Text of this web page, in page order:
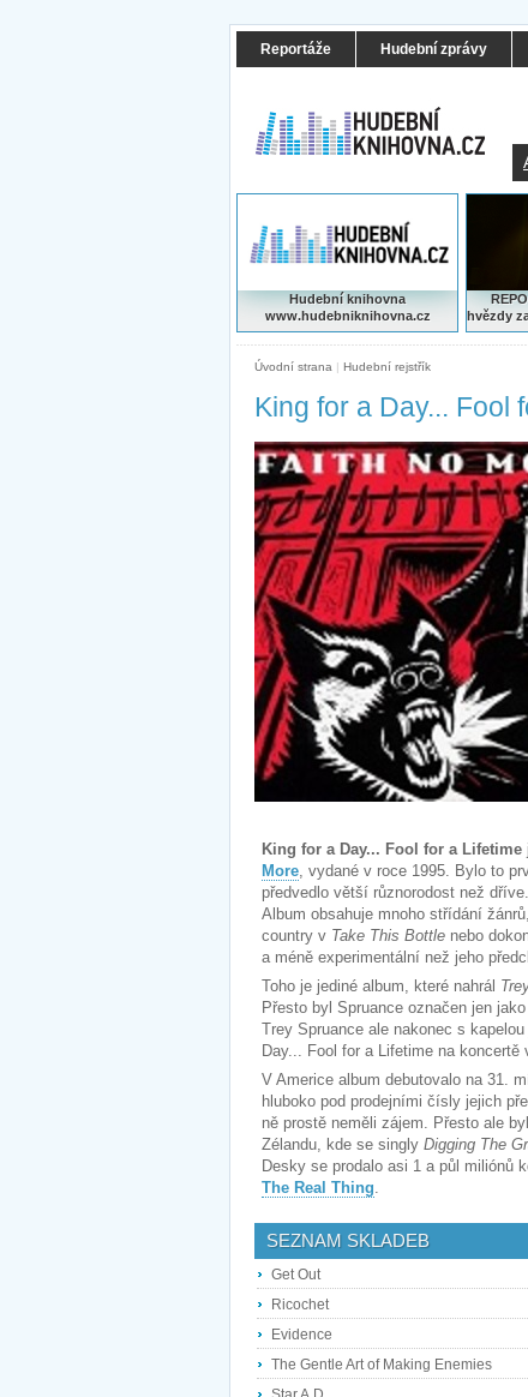
Reportáže Hudební zprávy
Hudební knihovna
www.hudebniknihovna.cz
hvězdy
Úvodní strana | Hudební rejstřík
King for a Day... Fool
King for a Day... Fool for a Lifetime
More, vydané v roce 1995. Bylo to
předvedlo větší různorodost než
Album obsahuje mnoho střídání
country v Take This Bottle nebo
a méně experimentální než jeho
Toho je jediné album, které nahrál
Přesto byl Spruance označen jen
Trey Spruance ale nakonec s
Day... Fool for a Lifetime na koncertě
V Americe album debutovalo na 31.
hluboko pod prodejními čísly jejich
ně prostě neměli zájem. Přesto ale
Zélandu, kde se singly Digging The
Desky se prodalo asi 1 a půl miliónů
The Real Thing.
SEZNAM SKLADEB
Get Out
Ricochet
Evidence
The Gentle Art of Making Enemies